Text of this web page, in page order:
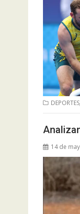
DEPORTES
14 de